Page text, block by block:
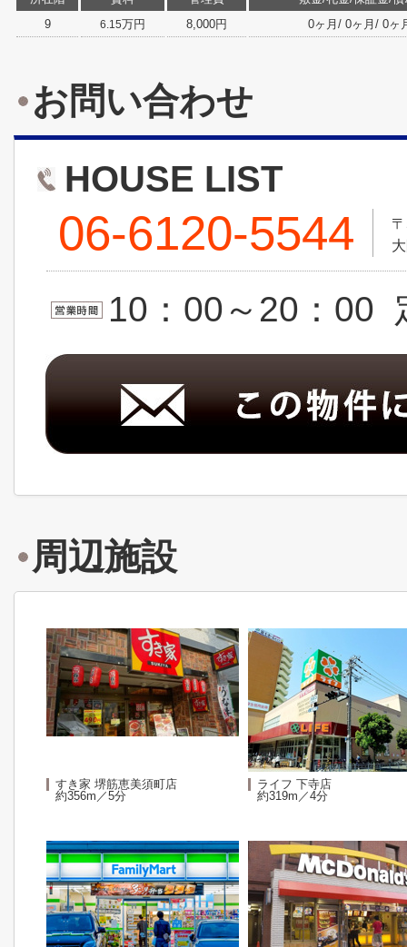
9
6.15万円 8,000円 0ヶ月/ 0ヶ月/ 0ヶ
お問い合わせ
HOUSE LIST
06-6120-5544
10：00～20：00
周辺施設
すき家 堺筋恵美須町店
約356m／5分
ライフ 下寺店
約319m／4分